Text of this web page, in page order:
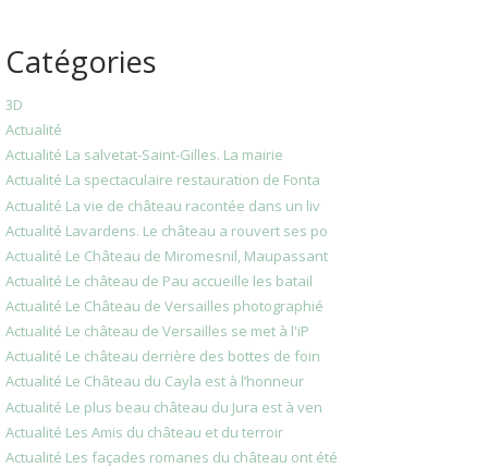
Catégories
3D
Actualité
Actualité La salvetat-Saint-Gilles. La mairie
Actualité La spectaculaire restauration de Fonta
Actualité La vie de château racontée dans un liv
Actualité Lavardens. Le château a rouvert ses po
Actualité Le Château de Miromesnil, Maupassant
Actualité Le château de Pau accueille les batail
Actualité Le Château de Versailles photographié
Actualité Le château de Versailles se met à l'iP
Actualité Le château derrière des bottes de foin
Actualité Le Château du Cayla est à l’honneur
Actualité Le plus beau château du Jura est à ven
Actualité Les Amis du château et du terroir
Actualité Les façades romanes du château ont été